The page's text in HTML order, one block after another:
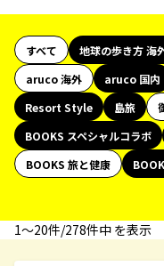
すべて 地球の歩き方 海
aruco 海外
aruco 国内
Resort Style
島旅
BOOKS スペシャルコラボ
BOOKS 旅と健康
1〜20件/278件中 を表示